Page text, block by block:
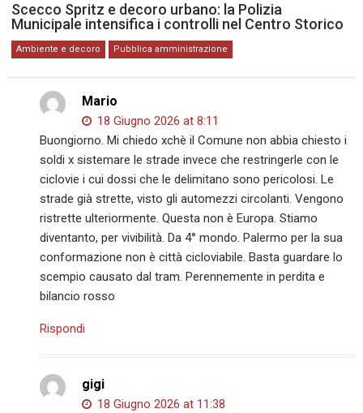
Scecco Spritz e decoro urbano: la Polizia
Municipale intensifica i controlli nel Centro Storico
Ambiente e decoro Pubblica amministrazione
Mario
18 Giugno 2026 at 8:11
Buongiorno. Mi chiedo xchè il Comune non abbia chiesto i
soldi x sistemare le strade invece che restringerle con le
ciclovie i cui dossi che le delimitano sono pericolosi. Le
strade già strette, visto gli automezzi circolanti. Vengono
ristrette ulteriormente. Questa non è Europa. Stiamo
diventanto, per vivibilità. Da 4° mondo. Palermo per la sua
conformazione non è città cicloviabile. Basta guardare lo
scempio causato dal tram. Perennemente in perdita e
bilancio rosso
Rispondi
gigi
18 Giugno 2026 at 11:38